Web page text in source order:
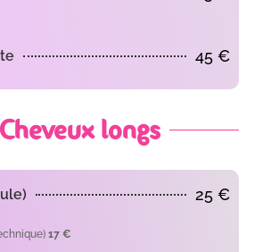
45 €
Cheveux longs
25 €
17 €